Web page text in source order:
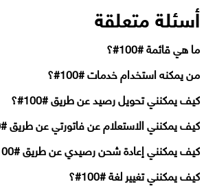
أسئلة متعلقة
ما هي قائمة #100#؟
من يمكنه استخدام خدمات #100#؟
كيف يمكنني تحويل رصيد عن طريق #100#؟
كيف يمكنني الاستعلام عن فاتورتي عن طريق #100#؟
كيف يمكنني إعادة شحن رصيدي عن طريق #100#؟
كيف يمكنني تغيير لغة #100#؟